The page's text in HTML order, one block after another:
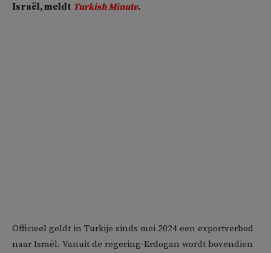
Israël, meldt Turkish Minute.
Officieel geldt in Turkije sinds mei 2024 een exportverbod
naar Israël. Vanuit de regering-Erdogan wordt bovendien